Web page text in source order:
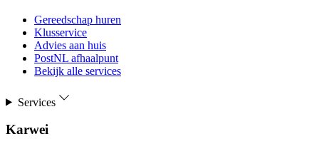
Gereedschap huren
Klusservice
Advies aan huis
PostNL afhaalpunt
Bekijk alle services
Services
Karwei